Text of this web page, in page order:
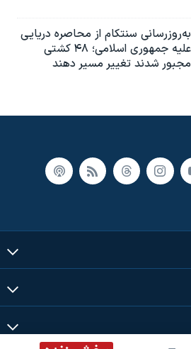
به‌روزرسانی سنتکام از محاصره دریایی
علیه جمهوری اسلامی؛ ۴۸ کشتی
مجبور شدند تغییر مسیر دهند